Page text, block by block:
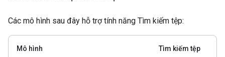
Các mô hình sau đây hỗ trợ tính năng Tìm kiếm tệp:
Mô hình Tìm kiếm tệp